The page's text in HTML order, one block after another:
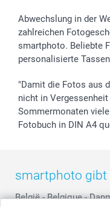
Widerrufsrecht
Zu allen Anlässen
Status der Bestellung
smartfriends
smartgarantie
smartbonus
Abwechslung in der
zahlreichen
smartphoto. Beliebte
personalisierte
"Damit die Fotos aus
nicht in
Sommermonaten
Fotobuch in DIN A4
smartphoto gibt
België - Belgique -